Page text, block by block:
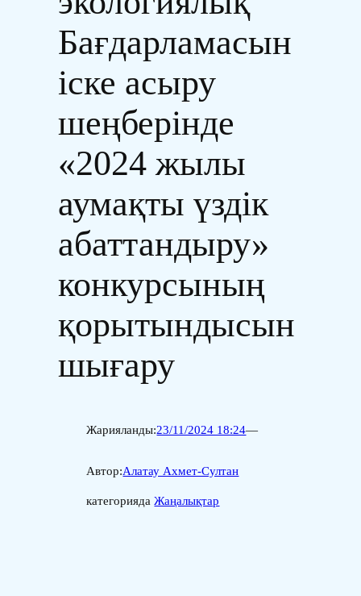
Бағдарламасын
іске асыру
шеңберінде
«2024 жылы
аумақты үздік
абаттандыру»
конкурсының
қорытындысын
шығару
Жарияланды:23/11/2024 18:24—
Автор:Алатау Ахмет-Султан
категориядаЖаңалықтар